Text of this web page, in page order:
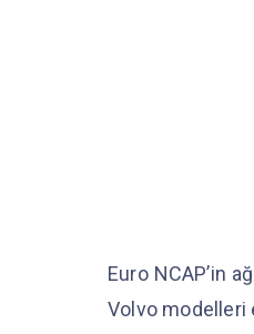
Euro NCAP’in
Volvo modelleri